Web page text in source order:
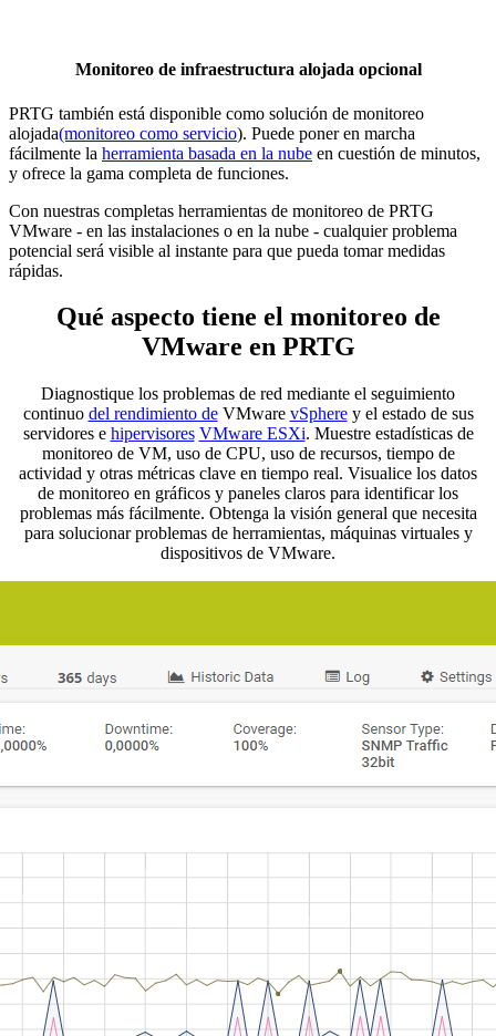
Monitoreo de infraestructura alojada opcional
PRTG también está disponible como solución de monitoreo
alojada(monitoreo como servicio). Puede poner en marcha
fácilmente la herramienta basada en la nube en cuestión de minutos,
y ofrece la gama completa de funciones.
Con nuestras completas herramientas de monitoreo de PRTG
VMware - en las instalaciones o en la nube - cualquier problema
potencial será visible al instante para que pueda tomar medidas
rápidas.
Qué aspecto tiene el monitoreo de
VMware en PRTG
Diagnostique los problemas de red mediante el seguimiento
continuo del rendimiento deVMware vSpherey el estado de sus
servidores e hipervisores VMware ESXi. Muestre estadísticas de
monitoreo de VM, uso de CPU, uso de recursos, tiempo de
actividad y otras métricas clave en tiempo real. Visualice los datos
de monitoreo en gráficos y paneles claros para identificar los
problemas más fácilmente. Obtenga la visión general que necesita
para solucionar problemas de herramientas, máquinas virtuales y
dispositivos de VMware.